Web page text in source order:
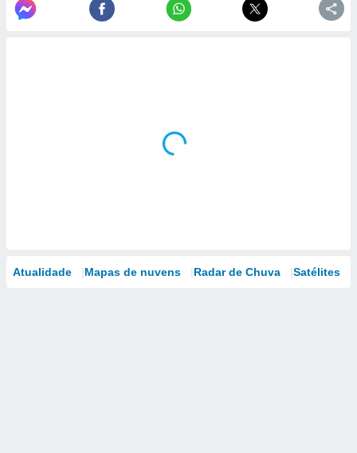
Atualidade Mapas de nuvens Radar de Chuva Satélites